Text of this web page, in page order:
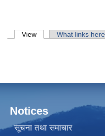
Primary tabs
View (active tab)What links here
Notices
सूचना तथा समाचार